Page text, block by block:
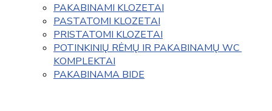
PAKABINAMI KLOZETAI
PASTATOMI KLOZETAI
PRISTATOMI KLOZETAI
POTINKINIŲ RĖMŲ IR PAKABINAMŲ WC
KOMPLEKTAI
PAKABINAMA BIDE